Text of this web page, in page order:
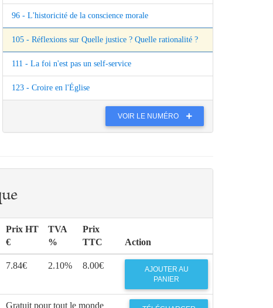
96 - L'historicité de la conscience morale
105 - Réflexions sur Quelle justice ? Quelle rationalité ?
111 - La foi n'est pas un self-service
123 - Croire en l'Église
VOIR LE NUMÉRO
Prix HT
€
TVA
%
Prix
TTC
Action
7.84€ 2.10% 8.00€
AJOUTER AU
PANIER
Gratuit pour tout le monde